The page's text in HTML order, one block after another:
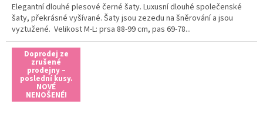
Elegantní dlouhé plesové černé šaty. Luxusní dlouhé společenské
šaty, překrásné vyšívané. Šaty jsou zezedu na šněrování a jsou
vyztužené. Velikost M-L: prsa 88-99 cm, pas 69-78...
Doprodej ze
zrušené
prodejny –
poslední kusy.
NOVÉ
NENOŠENÉ!